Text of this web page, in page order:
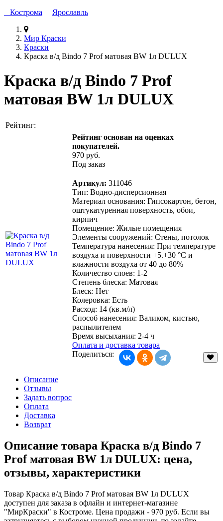
Кострома
Ярославль
Мир Краски
Краски
Краска в/д Bindo 7 Prof матовая BW 1л DULUX
Краска в/д Bindo 7 Prof
матовая BW 1л DULUX
Рейтинг:
Рейтинг основан на оценках
покупателей.
970 руб.
Под заказ
Артикул: 311046
Тип: Водно-дисперсионная
Материал основания: Гипсокартон, бетон,
оштукатуренная поверхность, обои,
кирпич
Помещение: Жилые помещения
Элементы сооружений: Стены, потолок
Температура нанесения: При температуре
воздуха и поверхности +5.+30 °С и
влажности воздуха от 40 до 80%
Количество слоев: 1-2
Степень блеска: Матовая
Блеск: Нет
Колеровка: Есть
Расход: 14 (кв.м/л)
Способ нанесения: Валиком, кистью,
распылителем
Время высыхания: 2-4 ч
Оплата и доставка товара
Поделиться:
Описание
Отзывы
Задать вопрос
Оплата
Доставка
Возврат
Описание товара Краска в/д Bindo 7
Prof матовая BW 1л DULUX: цена,
отзывы, характеристики
Товар Краска в/д Bindo 7 Prof матовая BW 1л DULUX
доступен для заказа в офлайн и интернет-магазине
"МирКраски" в Костроме. Цена продажи - 970 руб. Если вы